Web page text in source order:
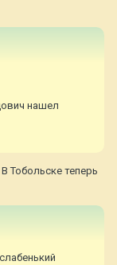
нашел
Тобольске теперь